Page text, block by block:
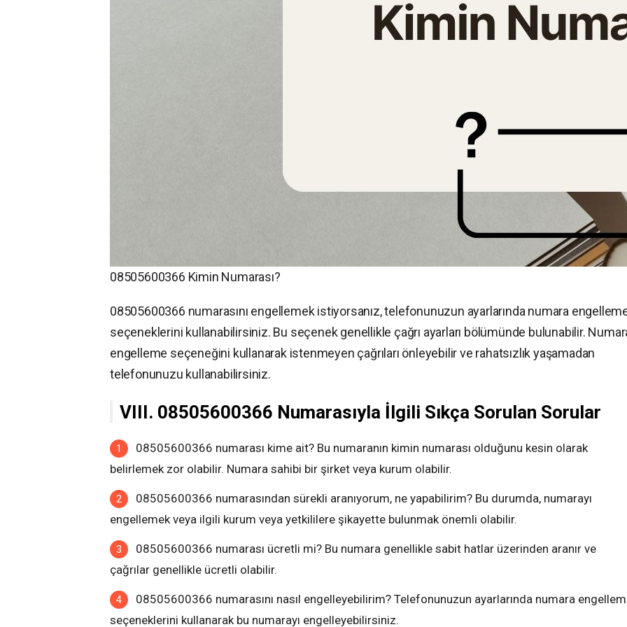
08505600366 Kimin Numarası?
08505600366 numarasını engellemek istiyorsanız, telefonunuzun ayarlarında numara
seçeneklerini kullanabilirsiniz. Bu seçenek genellikle çağrı ayarları bölümünde bulunabilir.
engelleme seçeneğini kullanarak istenmeyen çağrıları önleyebilir ve rahatsızlık yaşamadan
telefonunuzu kullanabilirsiniz.
VIII. 08505600366 Numarasıyla İlgili Sıkça Sorulan Sorular
08505600366 numarası kime ait? Bu numaranın kimin numarası olduğunu kesin olarak
belirlemek zor olabilir. Numara sahibi bir şirket veya kurum olabilir.
08505600366 numarasından sürekli aranıyorum, ne yapabilirim? Bu durumda, numarayı
engellemek veya ilgili kurum veya yetkililere şikayette bulunmak önemli olabilir.
08505600366 numarası ücretli mi? Bu numara genellikle sabit hatlar üzerinden aranır ve
çağrılar genellikle ücretli olabilir.
08505600366 numarasını nasıl engelleyebilirim? Telefonunuzun ayarlarında numara
seçeneklerini kullanarak bu numarayı engelleyebilirsiniz.